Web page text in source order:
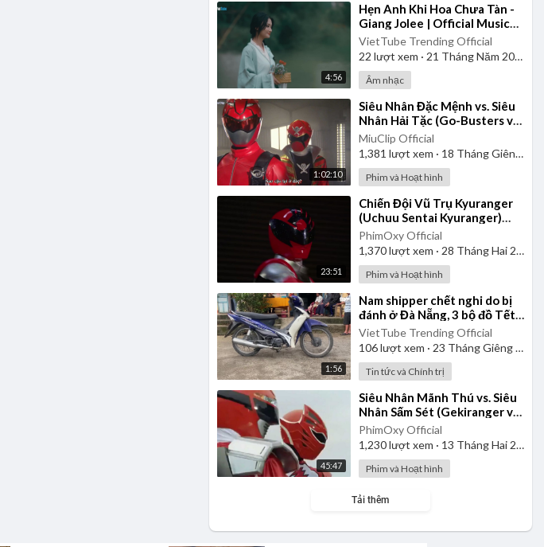
4:56
⁣Hẹn Anh Khi Hoa Chưa Tàn -
Giang Jolee | Official Music
Video
VietTube Trending Official
22 lượt xem · 21 Tháng Năm 2026
Âm nhạc
1:02:10
⁣Siêu Nhân Đặc Mệnh vs. Siêu
Nhân Hải Tặc (Go-Busters vs.
Gokaiger) | Vietsub
MiuClip Official
1,381 lượt xem · 18 Tháng Giêng 2025
Phim và Hoạt hình
23:51
⁣Chiến Đội Vũ Trụ Kyuranger
(Uchuu Sentai Kyuranger)
2017 - Tập 1 | Thuyết Minh
PhimOxy Official
1,370lượt xem · 28 Tháng Hai 2025
Phim và Hoạt hình
1:56
⁣Nam shipper chết nghi do bị
đánh ở Đà Nẵng, 3 bộ đồ Tết
còn chưa kịp mặc
VietTube Trending Official
106lượt xem · 23 Tháng Giêng 2025
Tin tức và Chính trị
45:47
⁣Siêu Nhân Mãnh Thú vs. Siêu
Nhân Sấm Sét (Gekiranger vs.
Boukenger) 2008 | Vietsub
PhimOxy Official
1,230lượt xem · 13 Tháng Hai 2025
Phim và Hoạt hình
Tải thêm